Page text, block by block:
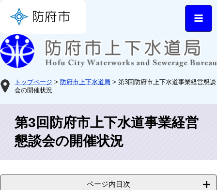
トップページ > 防府市上下水道局 > 第3回防府市上下水道事業経営懇談
会の開催状況
第3回防府市上下水道事業経営
懇談会の開催状況
ページ内目次